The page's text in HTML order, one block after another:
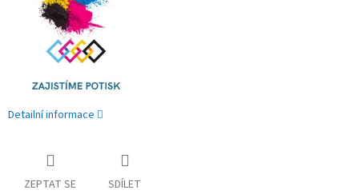
Detailní informace
ZEPTAT SE SDÍLET